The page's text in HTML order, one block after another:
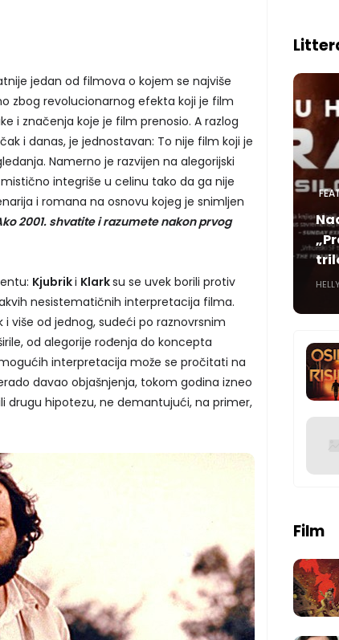
jedan od filmova o kojem se najviše
zbog revolucionarnog efekta koji je film
i značenja koje je film prenosio. A razlog
i danas, je jednostavan: To nije film koji je
Namerno je razvijen na alegorijski
integriše u celinu tako da ga nije
i romana na osnovu kojeg je snimljen
2001. shvatite i razumete nakon prvog
Kjubriki Klarksu se uvek borili protiv
nesistematičnih interpretacija filma.
više od jednog, sudeći po raznovrsnim
od alegorije rođenja do koncepta
interpretacija može se pročitati na
davao objašnjenja, tokom godina izneo
drugu hipotezu, ne demantujući, na primer,
Film